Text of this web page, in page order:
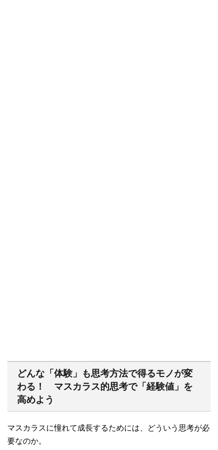
どんな「体験」も思考方法で得るモノが変
わる！ マスカラス的思考で「経験値」を
高めよう
マスカラスに憧れて成長するためには、どういう思考が必
要なのか。